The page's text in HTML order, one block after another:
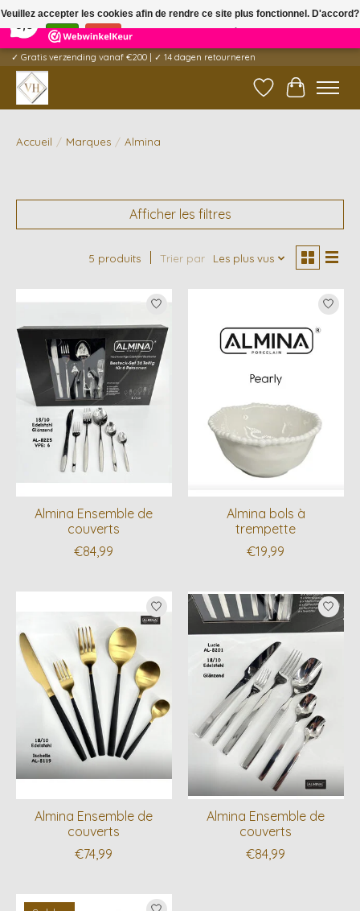
5 Reviews ×
✓ Gratis verzending vanaf €200 | ✓ 14 dagen retourneren
Liste dePanier
Accueil / Marques / Almina
Afficher les filtres
5 produits Trier par Les plus vus
Almina Ensemble de
couverts
€84,99
Almina bols à
trempette
€19,99
Almina Ensemble de
couverts
€74,99
Almina Ensemble de
couverts
€84,99
Veuillez accepter les cookies afin de rendre ce site plus fonctionnel. D'accord?
Oui
Non En savoir plus sur les témoins (cookies) »